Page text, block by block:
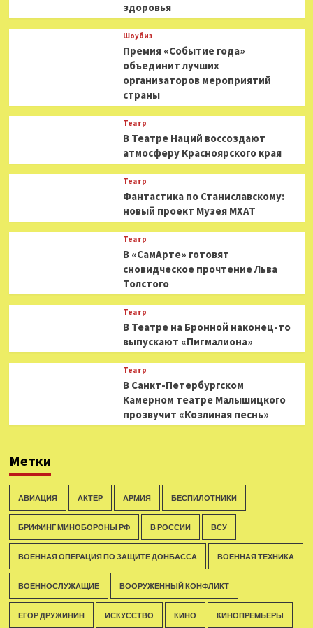
здоровья
Шоубиз
Премия «Событие года»
объединит лучших
организаторов мероприятий
страны
Театр
В Театре Наций воссоздают
атмосферу Красноярского края
Театр
Фантастика по Станиславскому:
новый проект Музея МХАТ
Театр
В «СамАрте» готовят
сновидческое прочтение Льва
Толстого
Театр
В Театре на Бронной наконец-то
выпускают «Пигмалиона»
Театр
В Санкт-Петербургском
Камерном театре Малышицкого
прозвучит «Козлиная песнь»
Метки
АВИАЦИЯ АКТЁР АРМИЯ БЕСПИЛОТНИКИ
БРИФИНГ МИНОБОРОНЫ РФ В РОССИИ ВСУ
ВОЕННАЯ ОПЕРАЦИЯ ПО ЗАЩИТЕ ДОНБАССА ВОЕННАЯ ТЕХНИКА
ВОЕННОСЛУЖАЩИЕ ВООРУЖЕННЫЙ КОНФЛИКТ
ЕГОР ДРУЖИНИН ИСКУССТВО КИНО КИНОПРЕМЬЕРЫ